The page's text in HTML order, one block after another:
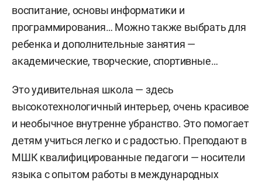
воспитание, основы информатики и
программирования… Можно также выбрать для
ребенка и дополнительные занятия —
академические, творческие, спортивные…
Это удивительная школа — здесь
высокотехнологичный интерьер, очень красивое
и необычное внутренне убранство. Это помогает
детям учиться легко и с радостью. Преподают в
МШК квалифицированные педагоги — носители
языка с опытом работы в международных